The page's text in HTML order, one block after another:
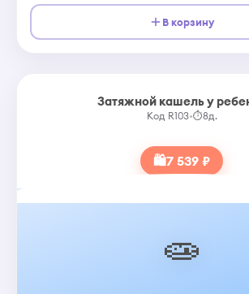
В корзину
Затяжной кашель у
Код R103•⏱8д.
🛍7 539 ₽
🧫